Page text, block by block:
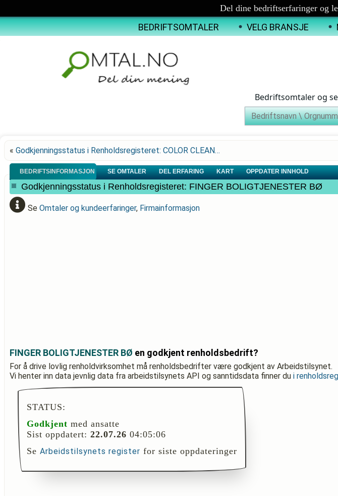
Del dine bedriftserfaringer og
BEDRIFTSOMTALER VELG BRANSJE
Bedriftsomtaler og
« Godkjenningsstatus i Renholdsregisteret: COLOR CLEAN…
BEDRIFTSINFORMASJON SE OMTALER DEL ERFARING KART OPPDATER INNHOLD
Godkjenningsstatus i Renholdsregisteret: FINGER BOLIGTJENESTER BØ
Se Omtaler og kundeerfaringer, Firmainformasjon
FINGER BOLIGTJENESTER BØ en godkjent renholdsbedrift?
For å drive lovlig renholdvirksomhet må renholdsbedrifter være godkjent av Arbeidstilsynet.
Vi henter inn data jevnlig data fra arbeidstilsynets API og sanntidsdata finner du i
STATUS:
Godkjent med ansatte
Sist oppdatert: 22.07.26 04:05:06
Se Arbeidstilsynets register for siste oppdateringer